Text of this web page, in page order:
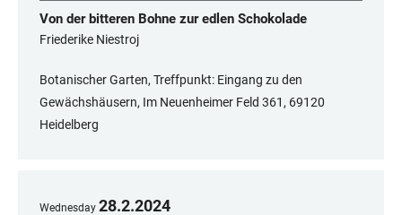
Von der bitteren Bohne zur edlen Schokolade
Friederike Niestroj
Botanischer Garten, Treffpunkt: Eingang zu den
Gewächshäusern, Im Neuenheimer Feld 361, ​​​​​​​69120
Heidelberg
Wednesday 28.2.2024